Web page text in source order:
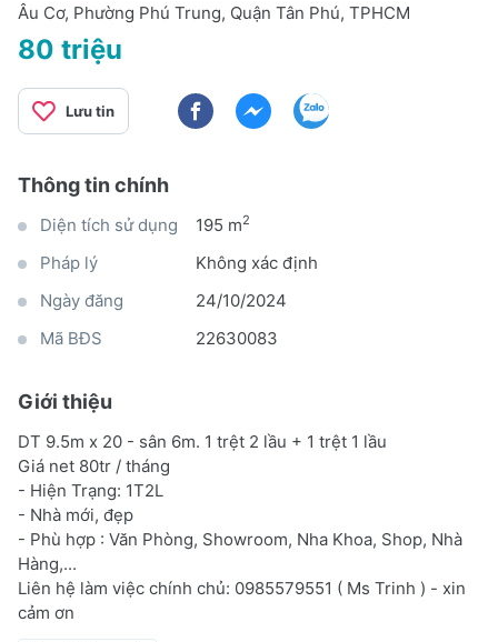
Âu Cơ, Phường Phú Trung, Quận Tân Phú, TPHCM
80 triệu
Lưu tin
Thông tin chính
Diện tích sử dụng 195 m2
Pháp lý
Không xác định
Ngày đăng
24/10/2024
Mã BĐS
22630083
Giới thiệu
DT 9.5m x 20 - sân 6m. 1 trệt 2 lầu + 1 trệt 1 lầu
Giá net 80tr / tháng
- Hiện Trạng: 1T2L
- Nhà mới, đẹp
- Phù hợp : Văn Phòng, Showroom, Nha Khoa, Shop, Nhà
Hàng,...
Liên hệ làm việc chính chủ: 0985579551 ( Ms Trinh ) - xin
cảm ơn